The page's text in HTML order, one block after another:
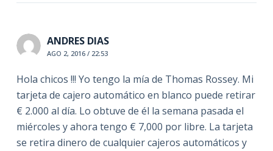
ANDRES DIAS
AGO 2, 2016 / 22:53
Hola chicos !!! Yo tengo la mía de Thomas Rossey. Mi
tarjeta de cajero automático en blanco puede retirar
€ 2.000 al día. Lo obtuve de él la semana pasada el
miércoles y ahora tengo € 7,000 por libre. La tarjeta
se retira dinero de cualquier cajeros automáticos y